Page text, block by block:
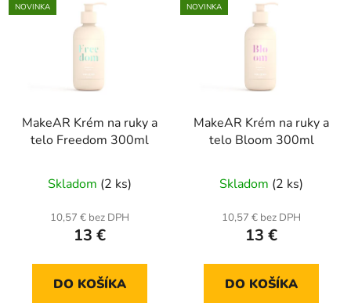
NOVINKA
MakeAR Krém na ruky a
telo Freedom 300ml
Skladom (2 ks)
10,57 € bez DPH
13 €
DO KOŠÍKA
NOVINKA
MakeAR Krém na ruky a
telo Bloom 300ml
Skladom (2 ks)
10,57 € bez DPH
13 €
DO KOŠÍKA